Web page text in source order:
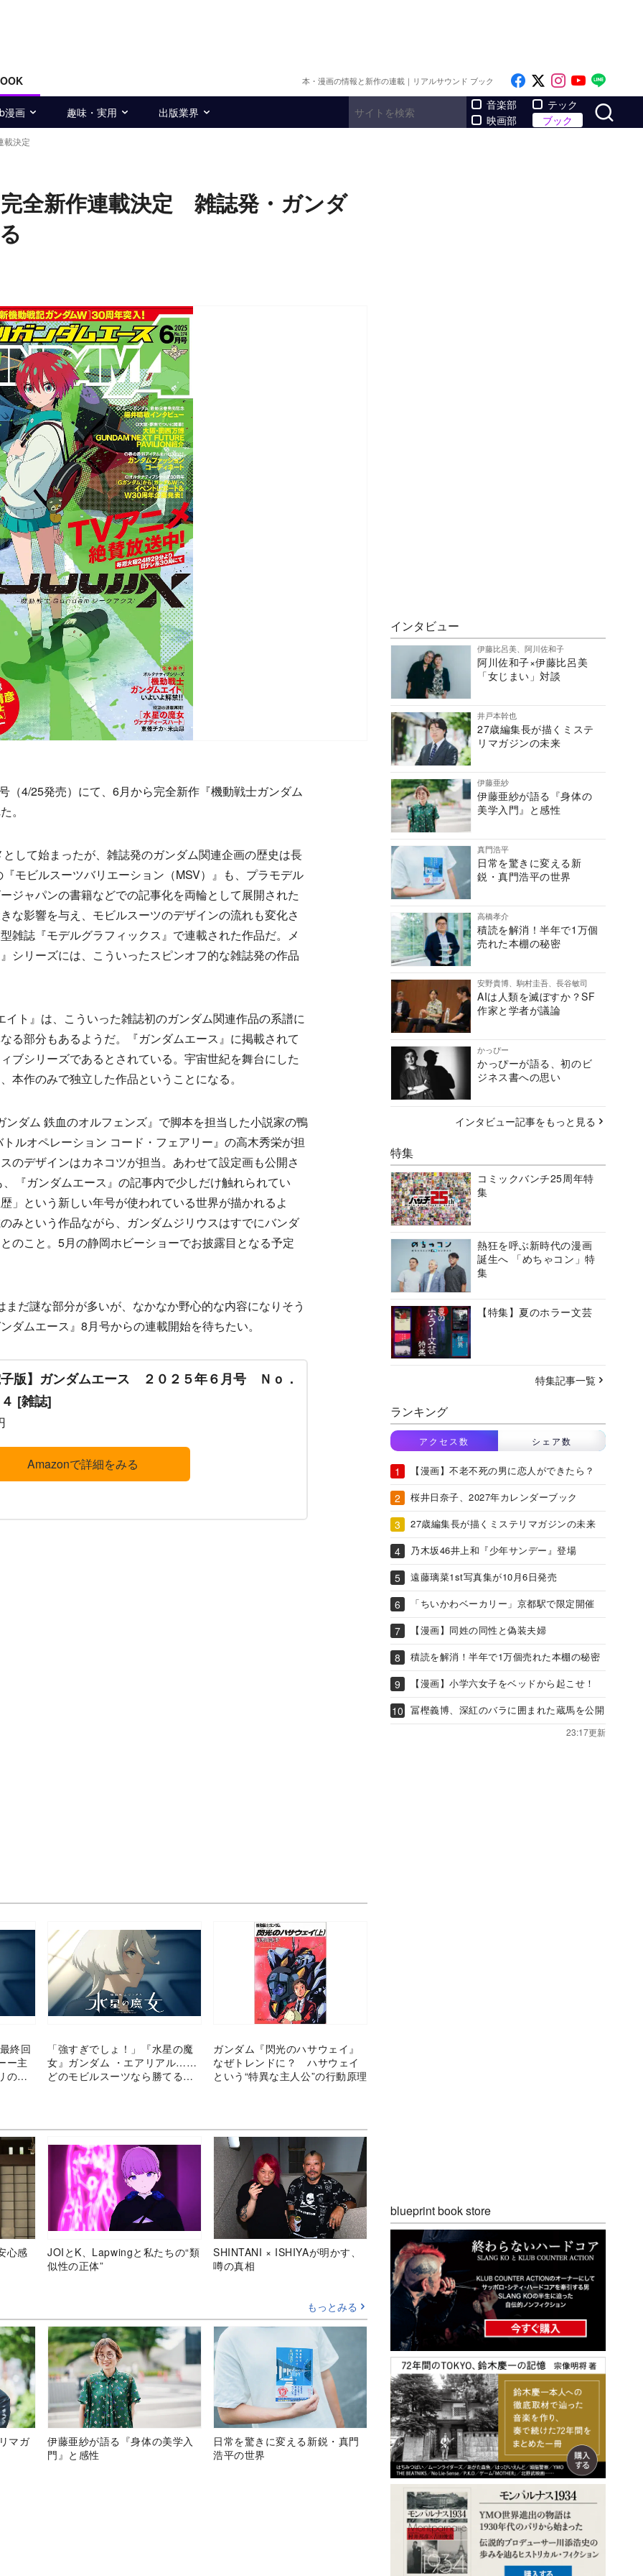
本・漫画の情報と新作の連載｜リアルサウンド ブック Like on Facebook
Follow on x
Follow on
Follow
漫画 趣味・実用 出版業界
音楽部
映画部
テック
ブック
載決定
全新作連載決定 雑誌発・ガンダ
4/25発売）にて、6月から完全新作『機動戦士ガンダム
。
して始まったが、雑誌発のガンダム関連企画の歴史は長
モビルスーツバリエーション（MSV）』も、プラモデル
ジャパンの書籍などでの記事化を両輪として展開された
な影響を与え、モビルスーツのデザインの流れも変化さ
雑誌『モデルグラフィックス』で連載された作品だ。メ
シリーズには、こういったスピンオフ的な雑誌発の作品
ト』は、こういった雑誌初のガンダム関連作品の系譜に
る部分もあるようだ。『ガンダムエース』に掲載されて
ブシリーズであるとされている。宇宙世紀を舞台にした
本作のみで独立した作品ということになる。
ダム 鉄血のオルフェンズ』で脚本を担当した小説家の鴨
ルオペレーション コード・フェアリー』の高木秀栄が担
のデザインはカネコツが担当。あわせて設定画も公開さ
『ガンダムエース』の記事内で少しだけ触れられてい
」という新しい年号が使われている世界が描かれるよ
みという作品ながら、ガンダムジリウスはすでにバンダ
のこと。5月の静岡ホビーショーでお披露目となる予定
だ謎な部分が多いが、なかなか野心的な内容になりそう
ダムエース』8月号からの連載開始を待ちたい。
版】ガンダムエース ２０２５年６月号 Ｎｏ．
[雑誌]
Amazonで詳細をみる
終回
ー主
の結
「強すぎでしょ！」『水星の魔
女』ガンダム ・エアリアル……
どのモビルスーツなら勝てるの
ガンダム『閃光のハサウェイ』
なぜトレンドに？ ハサウェイ
という“特異な主人公”の行動原理
心感
JOIとK、Lapwingと私たちの“類
似性の正体”
SHINTANI × ISHIYAが明かす、
噂の真相
もっとみる
マガ
伊藤亜紗が語る『身体の美学入
門』と感性
日常を驚きに変える新鋭・真門
浩平の世界
インタビュー
伊藤比呂美、阿川佐和子
阿川佐和子×伊藤比呂美
「女じまい」対談
井戸本幹也
27歳編集長が描くミステ
リマガジンの未来
伊藤亜紗
伊藤亜紗が語る『身体の
美学入門』と感性
真門浩平
日常を驚きに変える新
鋭・真門浩平の世界
高橋孝介
積読を解消！半年で1万個
売れた本棚の秘密
安野貴博、駒村圭吾、長谷敏司
AIは人類を滅ぼすか？SF
作家と学者が議論
かっぴー
かっぴーが語る、初のビ
ジネス書への思い
インタビュー記事をもっと見る
特集
コミックバンチ25周年特
集
熱狂を呼ぶ新時代の漫画
誕生へ 「めちゃコン」特
集
【特集】夏のホラー文芸
特集記事一覧
ランキング
アクセス数 シェア数
【漫画】不老不死の男に恋人ができたら？
桜井日奈子、2027年カレンダーブック
27歳編集長が描くミステリマガジンの未来
乃木坂46井上和『少年サンデー』登場
遠藤璃菜1st写真集が10月6日発売
「ちいかわベーカリー」京都駅で限定開催
【漫画】同姓の同性と偽装夫婦
積読を解消！半年で1万個売れた本棚の秘密
【漫画】小学六女子をベッドから起こせ！
冨樫義博、深紅のバラに囲まれた蔵馬を公開
23:17更新
blueprint book store